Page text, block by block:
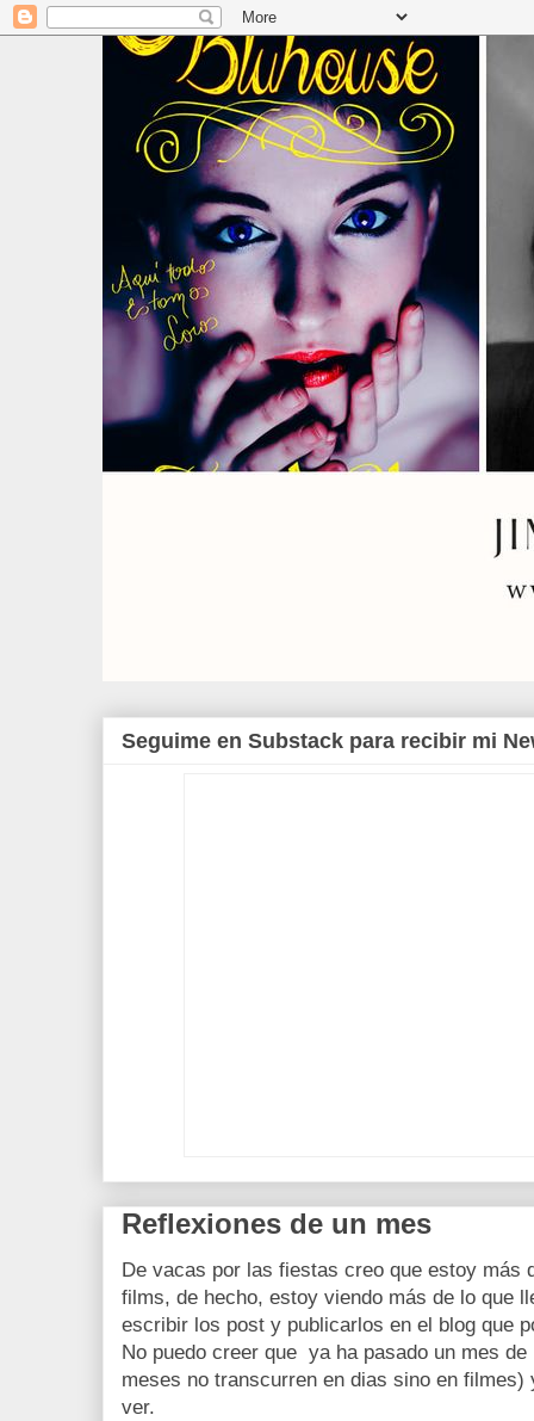
Seguime en Substack para recibir mi
Reflexiones de un mes
De vacas por las fiestas creo que estoy más
films, de hecho, estoy viendo más de lo que
escribir los post y publicarlos en el blog que
No puedo creer que ya ha pasado un mes
meses no transcurren en dias sino en filmes)
ver.